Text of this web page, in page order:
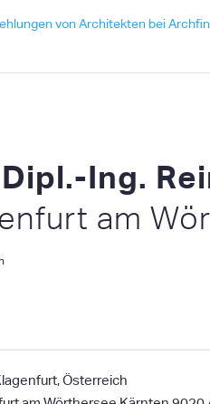
Ing.
am
Österreich